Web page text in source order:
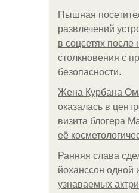
Пышная
развлечений
в соцсетях после
столкновения с
безопасности.
Жена Курбана
оказалась в
визита блогера
её
Ранняя слава
йоханссон одной
узнаваемых